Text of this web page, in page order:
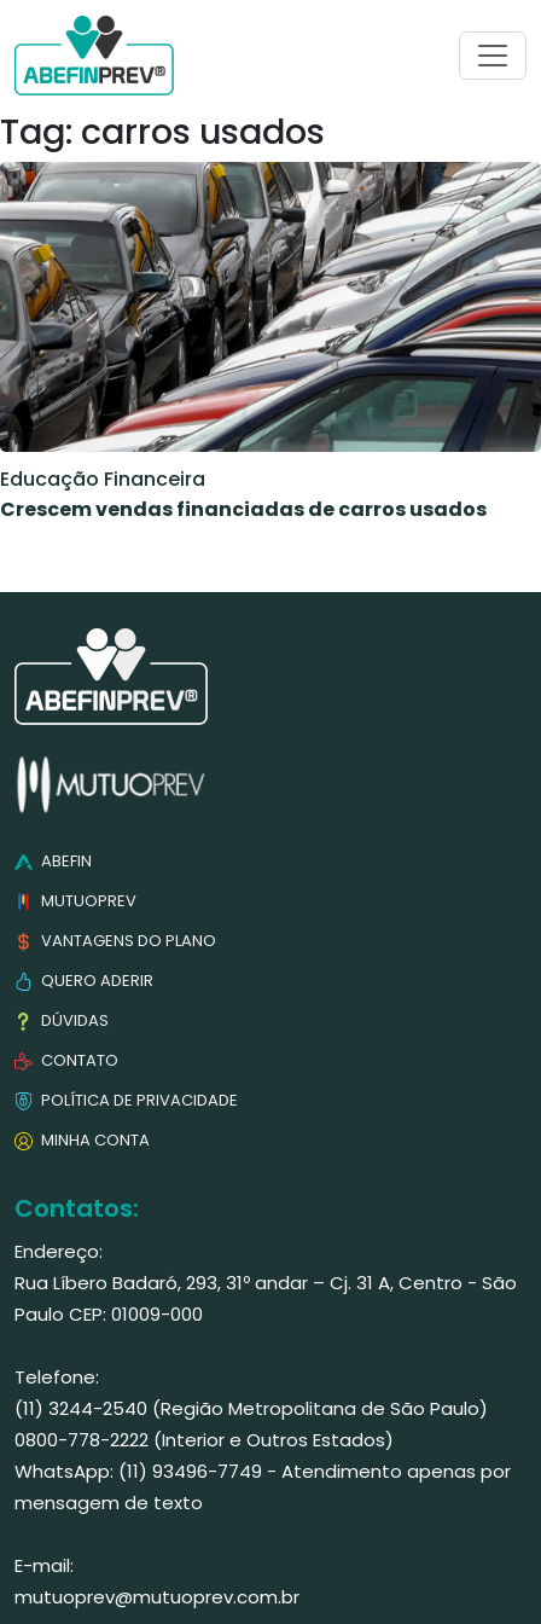
Tag: carros usados
Educação Financeira
Crescem vendas financiadas de carros usados
ABEFIN
MUTUOPREV
VANTAGENS DO PLANO
QUERO ADERIR
DÚVIDAS
CONTATO
POLÍTICA DE PRIVACIDADE
MINHA CONTA
Contatos:
Endereço:
Rua Líbero Badaró, 293, 31º andar – Cj. 31 A, Centro - São
Paulo CEP: 01009-000
Telefone:
(11) 3244-2540 (Região Metropolitana de São Paulo)
0800-778-2222 (Interior e Outros Estados)
WhatsApp: (11) 93496-7749 - Atendimento apenas por
mensagem de texto
E-mail:
mutuoprev@mutuoprev.com.br